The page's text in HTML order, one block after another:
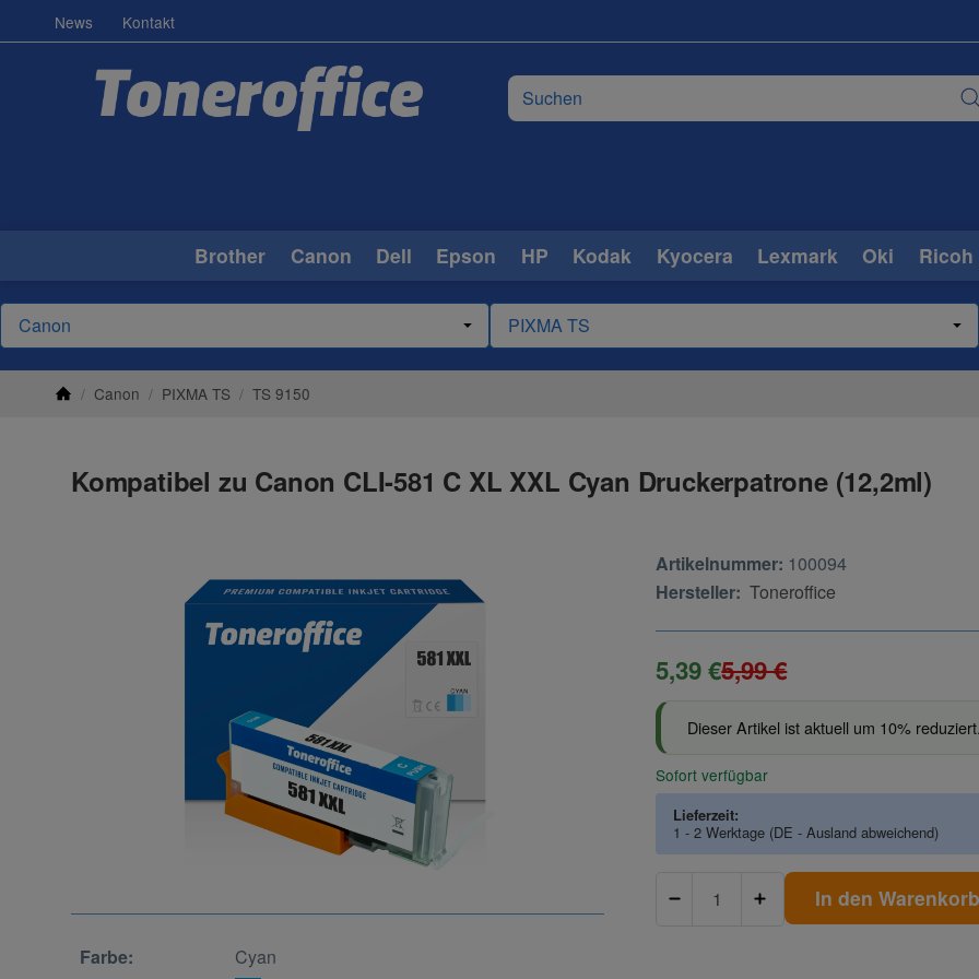
News Kontakt
Brother Canon Dell Epson HP Kodak Kyocera Lexmark Oki Ricoh
/ Canon / PIXMA TS / TS 9150
Kompatibel zu Canon CLI-581 C XL XXL Cyan Druckerpatrone (12,2ml)
Farbe: Cyan
Artikelnummer: 100094
Hersteller: Toneroffice
5,39 €5,99 €
Dieser Artikel ist aktuell um 10%
Sofort verfügbar
Lieferzeit:
1 - 2 Werktage (DE - Ausland abweichend)
In den